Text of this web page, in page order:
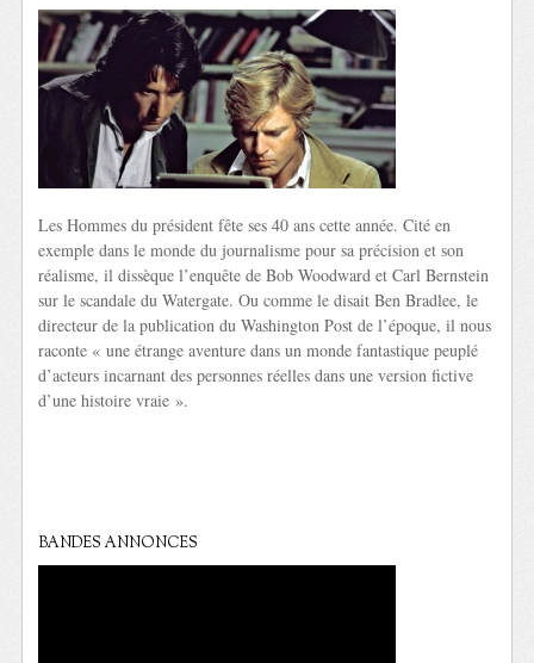
Les Hommes du président fête ses 40 ans cette année. Cité en
exemple dans le monde du journalisme pour sa précision et son
réalisme, il dissèque l’enquête de Bob Woodward et Carl Bernstein
sur le scandale du Watergate. Ou comme le disait Ben Bradlee, le
directeur de la publication du Washington Post de l’époque, il nous
raconte « une étrange aventure dans un monde fantastique peuplé
d’acteurs incarnant des personnes réelles dans une version fictive
d’une histoire vraie ».
BANDES ANNONCES